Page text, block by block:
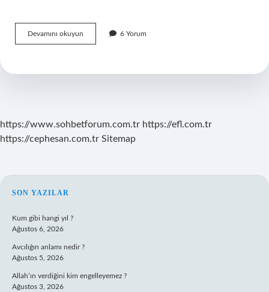
Devamını okuyun
Arif
6 Yorum
https://www.sohbetforum.com.tr https://efl.com.tr
https://cephesan.com.tr Sitemap
SIDEBAR
SON YAZILAR
Kum gibi hangi yıl ?
Ağustos 6, 2026
Avcılığın anlamı nedir ?
Ağustos 5, 2026
Allah’ın verdiğini kim engelleyemez ?
Ağustos 3, 2026